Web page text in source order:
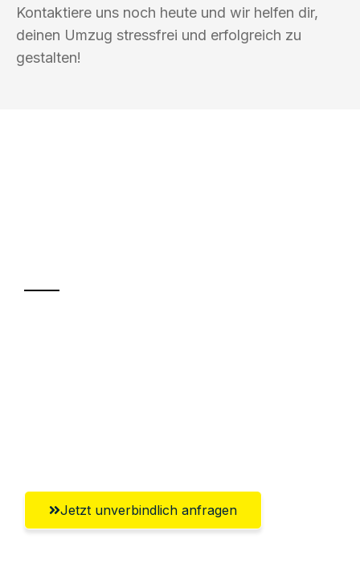
Kontaktiere uns noch heute und wir helfen dir,
deinen Umzug stressfrei und erfolgreich zu
gestalten!
Jetzt unverbindlich anfragen